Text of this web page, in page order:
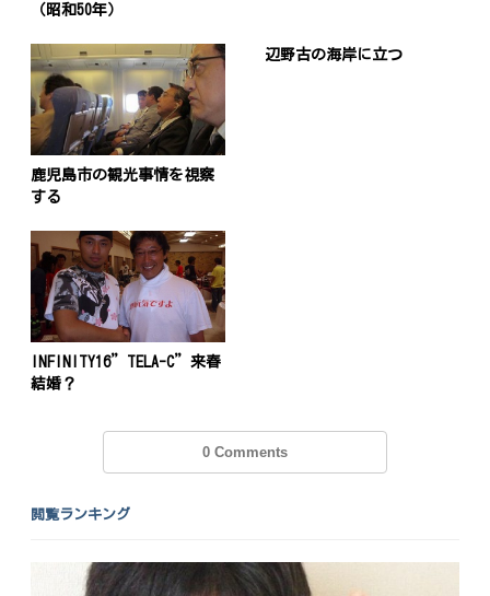
（昭和50年）
鹿児島市の観光事情を視察
する
辺野古の海岸に立つ
INFINITY16”TELA-C”来春
結婚？
0 Comments
閲覧ランキング